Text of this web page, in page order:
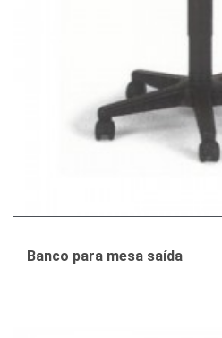
Banco para mesa saída